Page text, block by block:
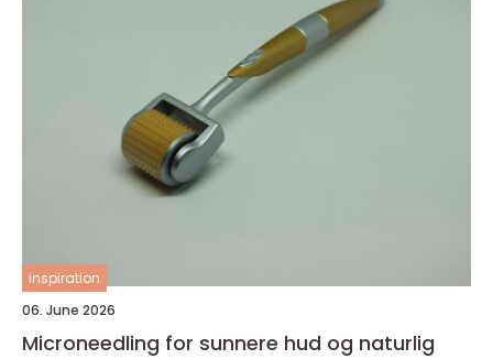
inspiration
06. June 2026
Microneedling for sunnere hud og naturlig